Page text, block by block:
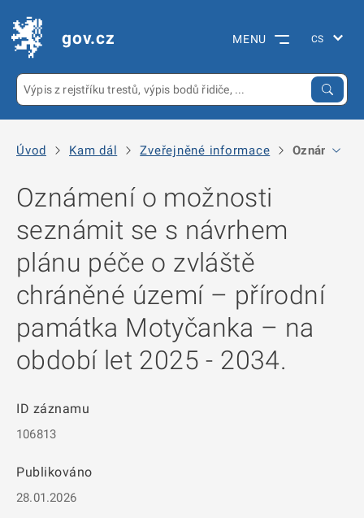
gov.cz MENU
Úvod Kam dál Zveřejněné informace Oznámení
Oznámení o možnosti
seznámit se s návrhem
plánu péče o zvláště
chráněné území – přírodní
památka Motyčanka – na
období let 2025 - 2034.
ID záznamu
106813
Publikováno
28.01.2026